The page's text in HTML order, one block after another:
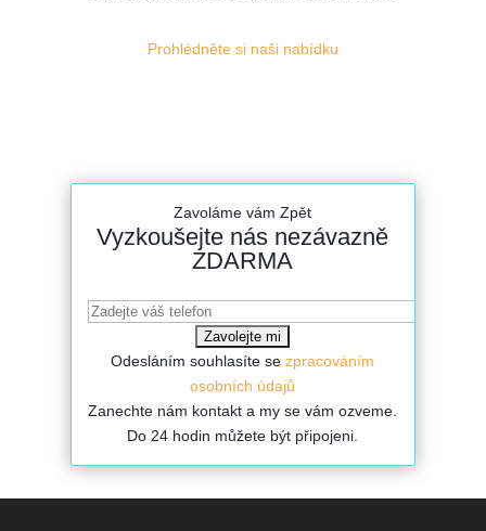
Prohlédněte si naši nabídku
Zavoláme vám Zpět
Vyzkoušejte nás nezávazně
ZDARMA
Odesláním souhlasíte sezpracováním
osobních údajů
Zanechte nám kontakt a my se vám ozveme.
Do 24 hodin můžete být připojeni.